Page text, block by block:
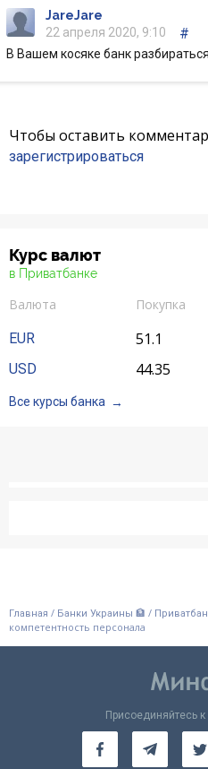
Банки-партнеры
Акции
JareJare
22 апреля 2020, 9:10
#
В Вашем косяке банк
Чтобы оставить
зарегистрироваться
Курс валют
в Приватбанке
Валюта Покупка
EUR
51.1
USD 44.35
Все курсы банка
Главная / Банки Украины 🏦 /
компетентность персонала
Присоединяйтесь